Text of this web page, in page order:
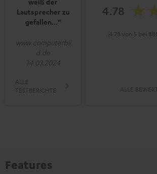
Lautsprecher zu
gefallen…“
www.computerbil
d.de
14.03.2024
ALLE
TESTBERICHTE
4.78
(4.78 von 5 bei
ALLE
Features